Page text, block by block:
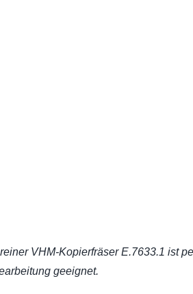
VHM-Kopierfräser E.7633.1 ist
geeignet.